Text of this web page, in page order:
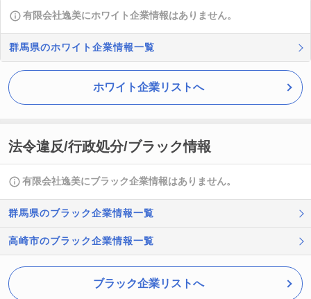
有限会社逸美にホワイト企業情報はありません。
群馬県のホワイト企業情報一覧
ホワイト企業リストへ
法令違反/行政処分/ブラック情報
有限会社逸美にブラック企業情報はありません。
群馬県のブラック企業情報一覧
高崎市のブラック企業情報一覧
ブラック企業リストへ